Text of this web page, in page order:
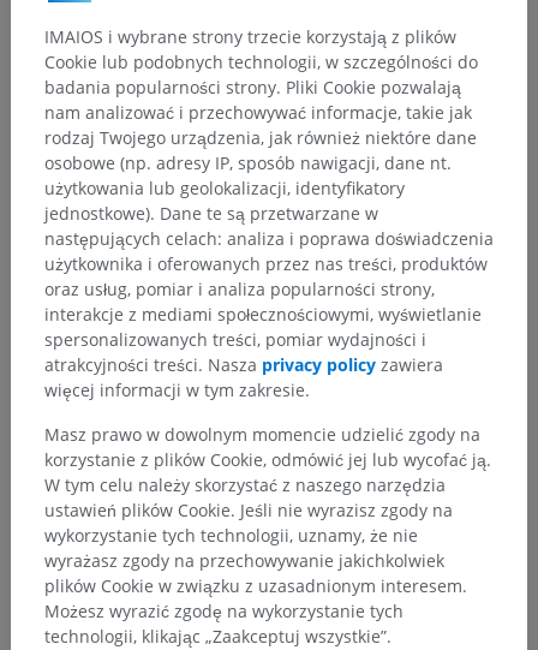
Hierarchia anatomiczna
Anatomia człowieka 1
Anatomia układu kostnego
Układ sercowo-naczyniowy
Tętnice
Aorta; tętnica główna
> Łuk aorty
Tętnica szyjna wspólna
>
Tętnica szyjna wewnętrzna
Część jamista >
Gałąź brzezna namiotu
Powiązane struktury:
z tą częścią ciała
Neuroanatomia człowieka
Tłumaczenia
IMAIOS i wybrane strony trzecie korzystają z plików
Cookie lub podobnych technologii, w szczególności do
badania popularności strony. Pliki Cookie pozwalają
nam analizować i przechowywać informacje, takie jak
rodzaj Twojego urządzenia, jak również niektóre dane
osobowe (np. adresy IP, sposób nawigacji, dane nt.
użytkowania lub geolokalizacji, identyfikatory
jednostkowe). Dane te są przetwarzane w
następujących celach: analiza i poprawa doświadczenia
użytkownika i oferowanych przez nas treści, produktów
oraz usług, pomiar i analiza popularności strony,
interakcje z mediami społecznościowymi, wyświetlanie
spersonalizowanych treści, pomiar wydajności i
atrakcyjności treści. Nasza privacy policy zawiera
więcej informacji w tym zakresie.
Masz prawo w dowolnym momencie udzielić zgody na
korzystanie z plików Cookie, odmówić jej lub wycofać ją.
W tym celu należy skorzystać z naszego narzędzia
ustawień plików Cookie. Jeśli nie wyrazisz zgody na
wykorzystanie tych technologii, uznamy, że nie
wyrażasz zgody na przechowywanie jakichkolwiek
plików Cookie w związku z uzasadnionym interesem.
Możesz wyrazić zgodę na wykorzystanie tych
technologii, klikając „Zaakceptuj wszystkie”.